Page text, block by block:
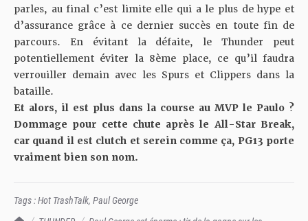
parles, au final c’est limite elle qui a le plus de hype et
d’assurance grâce à ce dernier succès en toute fin de
parcours. En évitant la défaite, le Thunder peut
potentiellement éviter la 8ème place, ce qu’il faudra
verrouiller demain avec les Spurs et Clippers dans la
bataille.
Et alors, il est plus dans la course au MVP le Paulo ?
Dommage pour cette chute après le All-Star Break,
car quand il est clutch et serein comme ça, PG13 porte
vraiment bien son nom.
Tags :Hot TrashTalk, Paul George